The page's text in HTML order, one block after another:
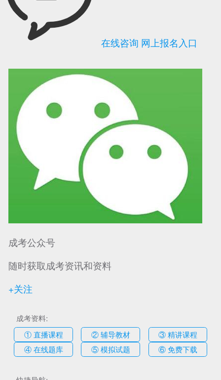
可信网站信用评 网络警察提醒你 诚信网站
在线咨询 网上报名入口
成考公众号
随时获取成考资讯和资料
+关注
成考资料:
① 直播课程
② 辅导教材
③ 精讲课程
④ 在线题库
⑤ 模拟试题 ⑥ 免费下载